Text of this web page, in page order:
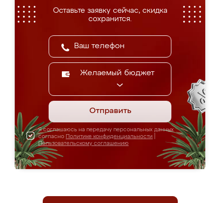
Оставьте заявку сейчас, скидка
сохранится.
Желаемый бюджет
Отправить
Я соглашаюсь на передачу персональных данных
согласно Политике конфиденциальности
Пользовательскому соглашению